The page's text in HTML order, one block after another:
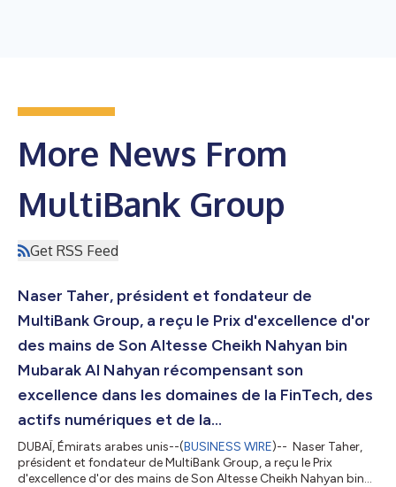
More News From
MultiBank Group
Get RSS Feed
Naser Taher, président et fondateur de
MultiBank Group, a reçu le Prix d'excellence d'or
des mains de Son Altesse Cheikh Nahyan bin
Mubarak Al Nahyan récompensant son
excellence dans les domaines de la FinTech, des
actifs numériques et de la...
DUBAÏ, Émirats arabes unis--(BUSINESS WIRE)-- Naser Taher,
président et fondateur de MultiBank Group, a reçu le Prix
d'excellence d'or des mains de Son Altesse Cheikh Nahyan bin